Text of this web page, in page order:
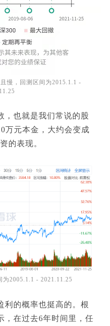
慢，回测区间为2015.1.1 -
，也就是我们常说的股
万元本金，大约会变成
的表现。
为2005.1.1 - 2021.11.25
利的概率也挺高的。根
，在过去6年时间里，任